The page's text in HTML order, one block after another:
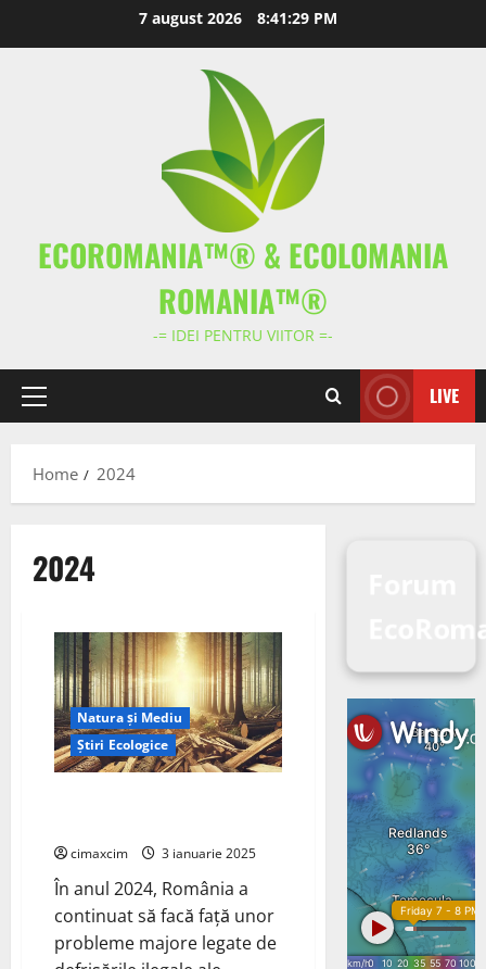
7 august 2026 8:41:29 PM
ECOROMANIA™® & ECOLOMANIA
ROMANIA™®
-= IDEI PENTRU VIITOR =-
Primary
LIVE
Home 2024
2024
Natura și Mediu
Știri Ecologice
cimaxcim 3 ianuarie 2025
În anul 2024, România a
continuat să facă față unor
probleme majore legate de